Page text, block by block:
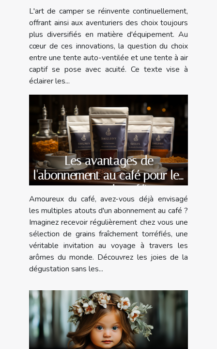
L'art de camper se réinvente continuellement,
offrant ainsi aux aventuriers des choix toujours
plus diversifiés en matière d'équipement. Au
cœur de ces innovations, la question du choix
entre une tente auto-ventilée et une tente à air
captif se pose avec acuité. Ce texte vise à
éclairer les...
Les avantages de
l'abonnement au café pour les
amateurs de caféine
Amoureux du café, avez-vous déjà envisagé
les multiples atouts d'un abonnement au café ?
Imaginez recevoir régulièrement chez vous une
sélection de grains fraîchement torréfiés, une
véritable invitation au voyage à travers les
arômes du monde. Découvrez les joies de la
dégustation sans les...